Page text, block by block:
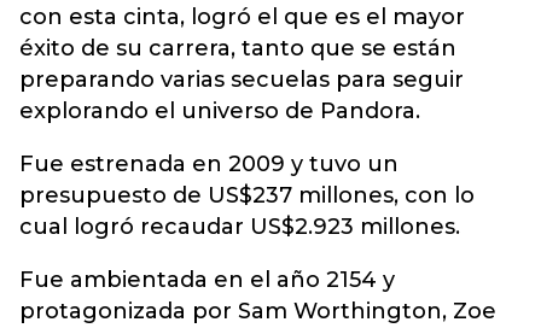
con esta cinta, logró el que es el mayor
éxito de su carrera, tanto que se están
preparando varias secuelas para seguir
explorando el universo de Pandora.
Fue estrenada en 2009 y tuvo un
presupuesto de US$237 millones, con lo
cual logró recaudar US$2.923 millones.
Fue ambientada en el año 2154 y
protagonizada por Sam Worthington, Zoe